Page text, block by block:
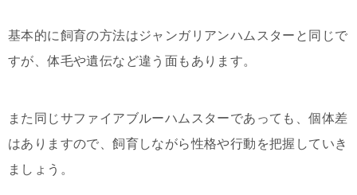
基本的に飼育の方法はジャンガリアンハムスターと同じで
すが、体毛や遺伝など違う面もあります。
また同じサファイアブルーハムスターであっても、個体差
はありますので、飼育しながら性格や行動を把握していき
ましょう。